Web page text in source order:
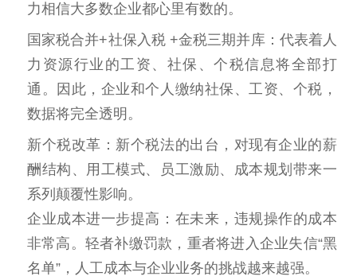
力相信大多数企业都心里有数的。
国家税合并+社保入税 +金税三期并库：代表着人
力资源行业的工资、社保、个税信息将全部打
通。因此，企业和个人缴纳社保、工资、个税，
数据将完全透明。
新个税改革：新个税法的出台，对现有企业的薪
酬结构、用工模式、员工激励、成本规划带来一
系列颠覆性影响。
企业成本进一步提高：在未来，违规操作的成本
非常高。轻者补缴罚款，重者将进入企业失信“黑
名单”，人工成本与企业业务的挑战越来越强。